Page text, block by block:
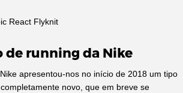
React Flyknit
de running da Nike
apresentou-nos no início de 2018 um tipo
novo, que em breve se